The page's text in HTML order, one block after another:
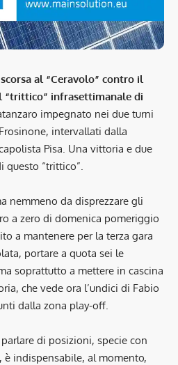
al “Ceravolo” contro il
“trittico” infrasettimanale di
impegnato nei due turni
intervallati dalla
Pisa. Una vittoria e due
“trittico”.
nemmeno da disprezzare gli
a zero di domenica pomeriggio
a mantenere per la terza gara
portare a quota sei le
soprattutto a mettere in cascina
che vede ora l’undici di Fabio
dalla zona play-off.
di posizioni, specie con
è indispensabile, al momento,